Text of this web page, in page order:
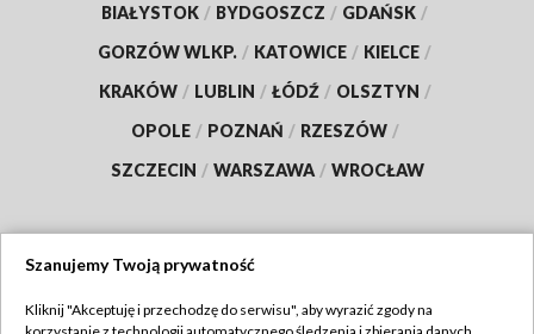
BIAŁYSTOK / BYDGOSZCZ / GDAŃSK /
GORZÓW WLKP. / KATOWICE / KIELCE /
KRAKÓW / LUBLIN / ŁÓDŹ / OLSZTYN /
OPOLE / POZNAŃ / RZESZÓW /
SZCZECIN / WARSZAWA / WROCŁAW
Szanujemy Twoją prywatność
Kliknij "Akceptuję i przechodzę do serwisu", aby wyrazić zgody na